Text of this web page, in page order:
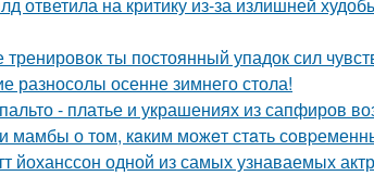
ты постоянный упадок сил
осенне зимнего стола!
- платье и украшениях из сапфиров
мамбы о том, кaким можeт стaть
йоханссон одной из самых узнаваемых